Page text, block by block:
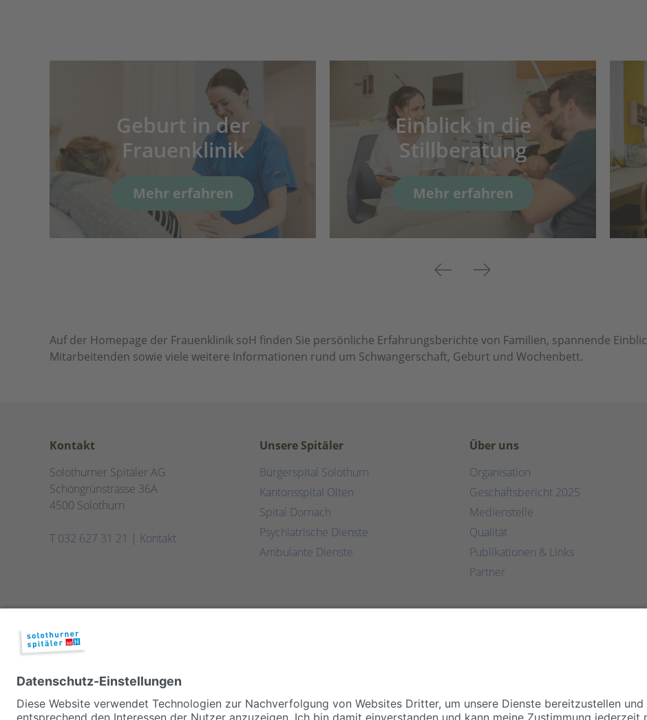
Previous
Geburt in der
Frauenklinik
Mehr erfahren
Einblick in die
Stillberatung
Mehr erfahren
Next
Auf der Homepage der Frauenklinik soH finden Sie persönliche Erfahrungsberichte von Familien, spannende
Mitarbeitenden sowie viele weitere Informationen rund um Schwangerschaft, Geburt und Wochenbett.
Kontakt
Solothurner Spitäler AG
Schöngrünstrasse 36A
4500 Solothurn
T 032 627 31 21 | Kontakt
Unsere Spitäler
Bürgerspital Solothurn
Kantonsspital Olten
Spital Dornach
Psychiatrische Dienste
Ambulante Dienste
Über uns
Organisation
Geschäftsbericht 2025
Medienstelle
Qualität
Publikationen & Links
Partner